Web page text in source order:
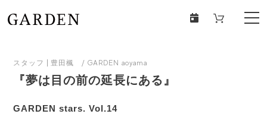
スタッフ 豊田楓 / GARDEN aoyama
『夢は目の前の延長にある』
GARDEN stars. Vol.14